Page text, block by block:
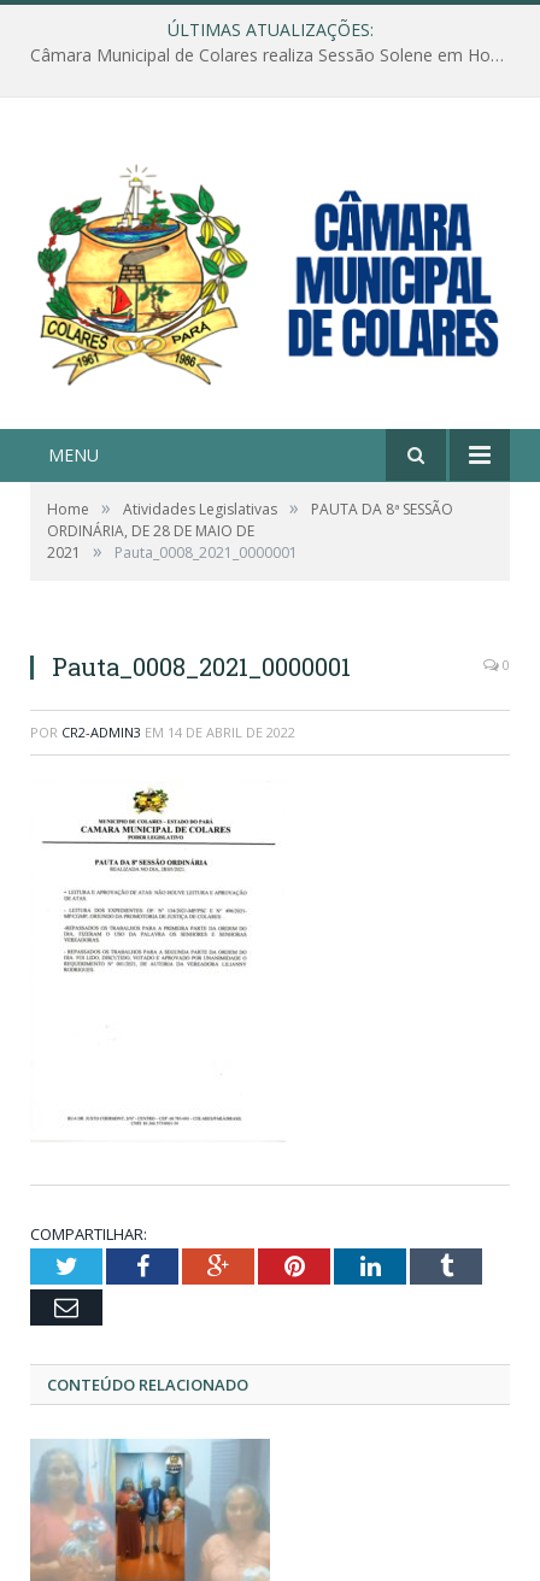
ÚLTIMAS ATUALIZAÇÕES:
Câmara Municipal de Colares realiza Sessão Solene em Homenagem ao Dia das Mães
MENU
Home » Atividades Legislativas »
PAUTA DA 8ª SESSÃO
ORDINÁRIA, DE 28 DE MAIO DE
2021
» Pauta_0008_2021_0000001
Pauta_0008_2021_0000001 0
POR CR2-ADMIN3 EM 14 DE ABRIL DE 2022
COMPARTILHAR:
TwitterFacebookGoogle+PinterestLinkedInTumblr
Email
CONTEÚDO RELACIONADO